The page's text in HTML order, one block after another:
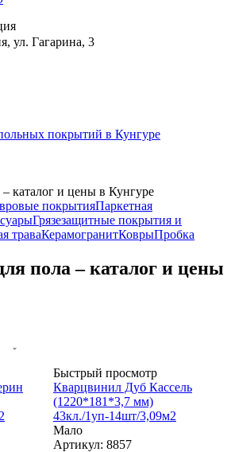
ул. Гагарина, 3
покрытий в Кунгуре
каталог и цены в Кунгуре
покрытияПаркетная
Грязезащитные покрытия и
траваКерамогранитКоврыПробка
пола – каталог и цены
Быстрый просмотр
Кварцвинил Дуб Кассель
(1220*181*3,7 мм)
43кл./1уп-14шт/3,09м2
Мало
Артикул: 8857